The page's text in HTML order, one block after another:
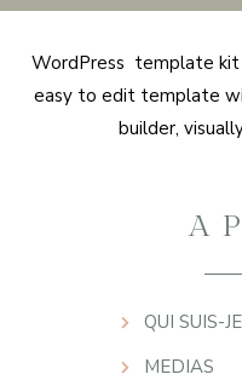
WordPress template kit
easy to edit template
builder,
A
QUI SUIS-
MEDIAS